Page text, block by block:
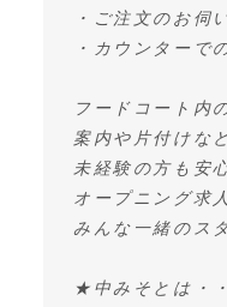
・ご注文のお伺
・カウンターで
フードコート内
案内や片付けな
未経験の方も安
オープニング求
みんな一緒のス
★中みそとは・